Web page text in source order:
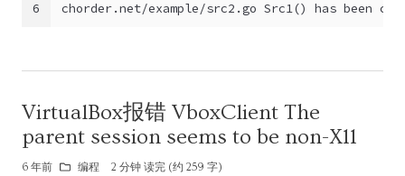
6
chorder.net/example/src2.go Src1() has been
VirtualBox报错 VboxClient The
parent session seems to be non-X11
6 年前 编程 2 分钟 读完 (约 259 字)